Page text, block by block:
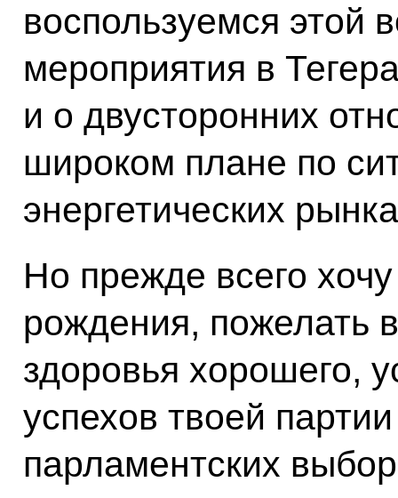
воспользуемся этой
мероприятия в
и о двусторонних
широком плане по
энергетических
Но прежде всего
рождения, пожелать
здоровья хорошего,
успехов твоей
парламентских